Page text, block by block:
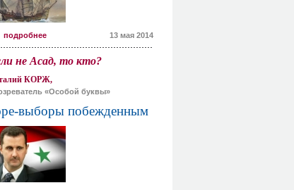
подробнее 13 мая 2014
не Асад, то кто?
КОРЖ,
«Особой буквы»
выборы побежденным